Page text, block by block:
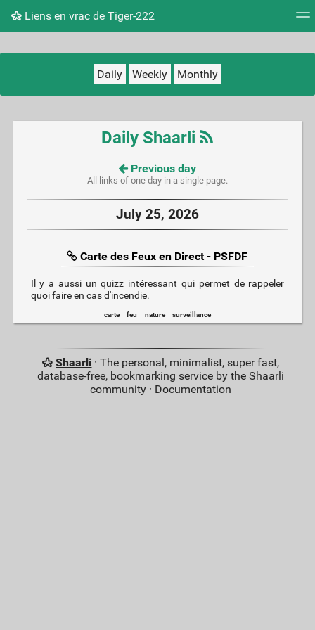
Liens en vrac de Tiger-222
Daily Weekly Monthly
Daily Shaarli
Previous day
All links of one day in a single page.
July 25, 2026
Carte des Feux en Direct - PSFDF
Il y a aussi un quizz intéressant qui permet de rappeler
quoi faire en cas d'incendie.
carte feu nature surveillance
Shaarli · The personal, minimalist, super fast,
database-free, bookmarking service by the Shaarli
community · Documentation